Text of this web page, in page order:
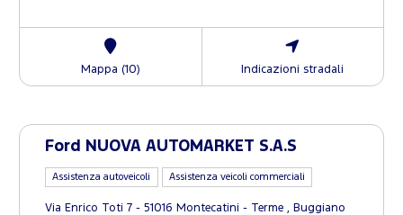
Mappa (10) Indicazioni stradali
Ford NUOVA AUTOMARKET S.A.S
Assistenza autoveicoli Assistenza veicoli commerciali
Via Enrico Toti 7 - 51016 Montecatini - Terme , Buggiano